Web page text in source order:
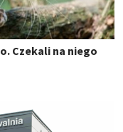
Czekali na niego